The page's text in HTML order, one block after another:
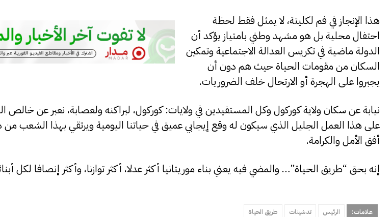
هذا الإنجاز في فم لكليتة، لا يمثل فقط لحظة
احتفال محلية بل هو مشهد وطني بامتياز يؤكد أن
الدولة ماضية في تكريس العدالة الاجتماعية وتمكين
السكان من مقومات الحياة حيث هم دون أن
يجبروا على الهجرة أو الارتحال خلف الضروريات.
نيابة عن سكان ولاية كوركول وكل المستفيدين في ولايات: كوركول، لبراكنه ولعصابة، نعبر عن خالص
على هذا العمل الجليل الذي سيكون له وقع إيجابي عميق في حياتنا اليومية ويرتقي بهذا الشعب من
أفق الأمل والكرامة.
إنه بحق “طريق الحياة”… والمضي فيه يعني بناء موريتانيا أكثر عدلا، أكثر توازنا، وأكثر إنصافا لكل
علامات: الرئيس تدشينات طريق الحياة